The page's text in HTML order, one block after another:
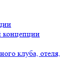
концепции
клуба, отеля,